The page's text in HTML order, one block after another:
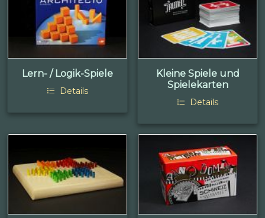
Lern- / Logik-Spiele
Details
Kleine Spiele und
Spielekarten
Details